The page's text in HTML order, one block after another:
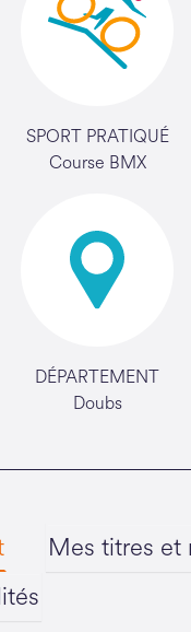
SPORT PRATIQUÉ
Course BMX
DÉPARTEMENT
Doubs
Mes titres et